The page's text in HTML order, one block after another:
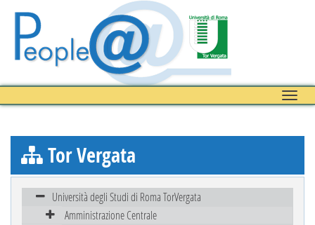
Toggle
Tor Vergata
Università degli Studi di Roma TorVergata
Amministrazione Centrale